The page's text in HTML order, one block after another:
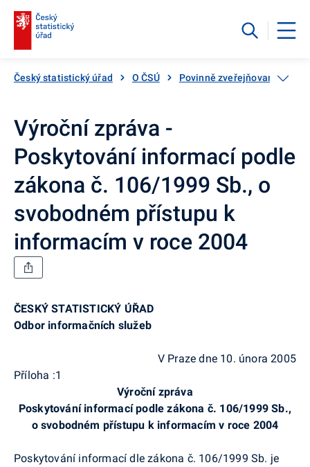
Český statistický úřad O ČSÚ Povinně zveřejňované
Výroční zpráva -
Poskytování informací podle
zákona č. 106/1999 Sb., o
svobodném přístupu k
informacím v roce 2004
ČESKÝ STATISTICKÝ ÚŘAD
Odbor informačních služeb
V Praze dne 10. února 2005
Příloha :1
Výroční zpráva
Poskytování informací podle zákona č. 106/1999 Sb.,
o svobodném přístupu k informacím v roce 2004
Poskytování informací dle zákona č. 106/1999 Sb. je